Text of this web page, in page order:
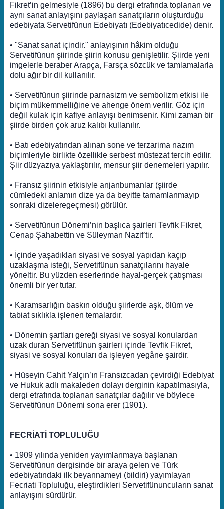
Fikret’in gelmesiyle (1896) bu dergi etrafında toplanan ve
aynı sanat anlayışını paylaşan sanatçıların oluşturduğu
edebiyata Servetifünun Edebiyatı (Edebiyatıcedide) denir.
• "Sanat sanat içindir." anlayışının hâkim olduğu
Servetifünun şiirinde şiirin konusu genişletilir. Şiirde yeni
imgelerle beraber Arapça, Farsça sözcük ve tamlamalarla
dolu ağır bir dil kullanılır.
• Servetifünun şiirinde parnasizm ve sembolizm etkisi ile
biçim mükemmelliğine ve ahenge önem verilir. Göz için
değil kulak için kafiye anlayışı benimsenir. Kimi zaman bir
şiirde birden çok aruz kalıbı kullanılır.
• Batı edebiyatından alınan sone ve terzarima nazım
biçimleriyle birlikte özellikle serbest müstezat tercih edilir.
Şiir düzyazıya yaklaştırılır, mensur şiir denemeleri yapılır.
• Fransız şiirinin etkisiyle anjanbumanlar (şiirde
cümledeki anlamın dize ya da beyitte tamamlanmayıp
sonraki dizeleregeçmesi) görülür.
• Servetifünun Dönemi’nin başlıca şairleri Tevfik Fikret,
Cenap Şahabettin ve Süleyman Nazif’tir.
• İçinde yaşadıkları siyasi ve sosyal yapıdan kaçıp
uzaklaşma isteği, Servetifünun sanatçılarını hayale
yöneltir. Bu yüzden eserlerinde hayal-gerçek çatışması
önemli bir yer tutar.
• Karamsarlığın baskın olduğu şiirlerde aşk, ölüm ve
tabiat sıklıkla işlenen temalardır.
• Dönemin şartları gereği siyasi ve sosyal konulardan
uzak duran Servetifünun şairleri içinde Tevfik Fikret,
siyasi ve sosyal konuları da işleyen yegâne şairdir.
• Hüseyin Cahit Yalçın’ın Fransızcadan çevirdiği Edebiyat
ve Hukuk adlı makaleden dolayı derginin kapatılmasıyla,
dergi etrafında toplanan sanatçılar dağılır ve böylece
Servetifünun Dönemi sona erer (1901).
FECRİATİ TOPLULUĞU
• 1909 yılında yeniden yayımlanmaya başlanan
Servetifünun dergisinde bir araya gelen ve Türk
edebiyatındaki ilk beyannameyi (bildiri) yayımlayan
Fecriati Topluluğu, eleştirdikleri Servetifünuncuların sanat
anlayışını sürdürür.